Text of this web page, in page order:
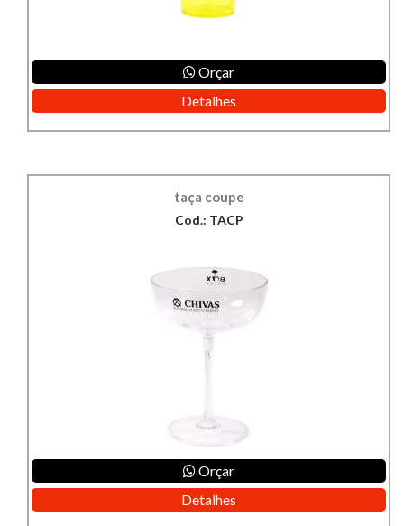
Orçar
Detalhes
taça coupe
Cod.: TACP
Orçar
Detalhes